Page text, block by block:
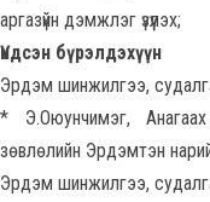
аргазүйн дэмжлэг үзүүлэх;
Үндсэн бүрэлдэхүүн
Эрдэм шинжилгээ,
* Э.Оюунчимэг,
зөвлөлийн Эрдэмтэн
Эрдэм шинжилгээ,